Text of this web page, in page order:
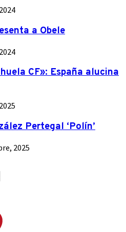
a Obele
CF»: España alucina
Pertegal ‘Polín’
2025